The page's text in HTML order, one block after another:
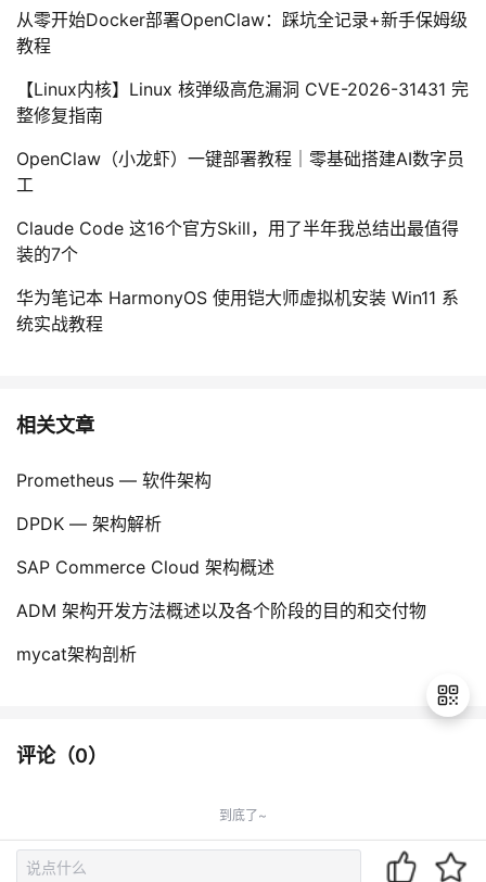
从零开始Docker部署OpenClaw：踩坑全记录+新手保姆级
教程
【Linux内核】Linux 核弹级高危漏洞 CVE-2026-31431 完
整修复指南
OpenClaw（小龙虾）一键部署教程｜零基础搭建AI数字员
工
Claude Code 这16个官方Skill，用了半年我总结出最值得
装的7个
华为笔记本 HarmonyOS 使用铠大师虚拟机安装 Win11 系
统实战教程
相关文章
Prometheus — 软件架构
DPDK — 架构解析
SAP Commerce Cloud 架构概述
ADM 架构开发方法概述以及各个阶段的目的和交付物
mycat架构剖析
评论（0）
到底了~